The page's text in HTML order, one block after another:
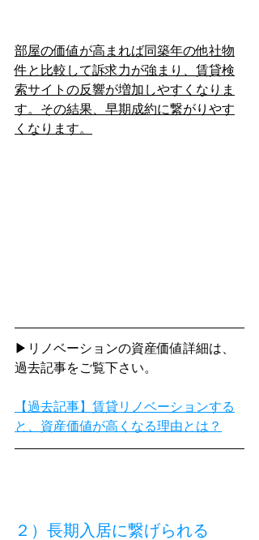
部屋の価値が高まれば同築年の他社物
件と比較して訴求力が強まり、賃貸検
索サイトの反響が増加しやすくなりま
す。その結果、早期成約に繋がりやす
くなります。
▶リノベーションの資産価値詳細は、
過去記事をご覧下さい。
【過去記事】賃貸リノベーションする
と、資産価値が高くなる理由とは？
２） 長期入居に繋げられる